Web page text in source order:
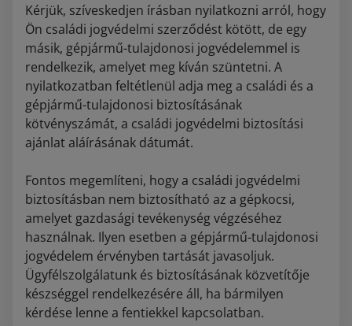
Kérjük, szíveskedjen írásban nyilatkozni arról, hogy
Ön családi jogvédelmi szerződést kötött, de egy
másik, gépjármű-tulajdonosi jogvédelemmel is
rendelkezik, amelyet meg kíván szüntetni. A
nyilatkozatban feltétlenül adja meg a családi és a
gépjármű-tulajdonosi biztosításának
kötvényszámát, a családi jogvédelmi biztosítási
ajánlat aláírásának dátumát.
Fontos megemlíteni, hogy a családi jogvédelmi
biztosításban nem biztosítható az a gépkocsi,
amelyet gazdasági tevékenység végzéséhez
használnak. Ilyen esetben a gépjármű-tulajdonosi
jogvédelem érvényben tartását javasoljuk.
Ügyfélszolgálatunk és biztosításának közvetítője
készséggel rendelkezésére áll, ha bármilyen
kérdése lenne a fentiekkel kapcsolatban.